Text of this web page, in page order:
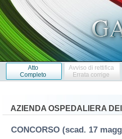
Atto
Completo
Avviso di rettifica
Errata corrige
AZIENDA OSPEDALIERA
CONCORSO (scad. 17